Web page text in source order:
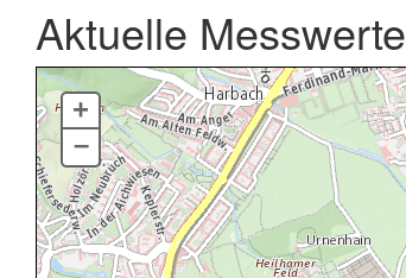
Aktuelle Messwerte
+
–